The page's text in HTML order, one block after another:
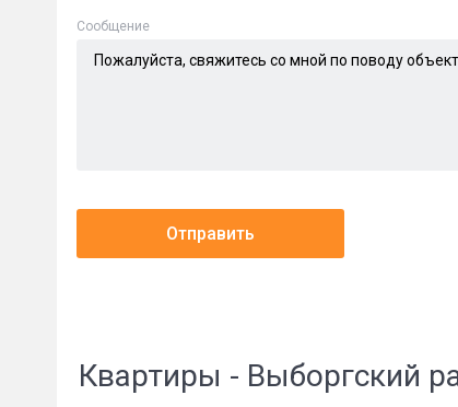
Cообщение
Отправить
Квартиры - Выборгский